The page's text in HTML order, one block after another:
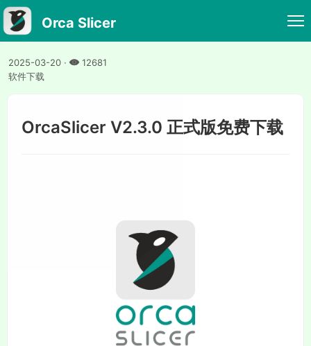
Orca Slicer
2025-03-20 ·
12681
软件下载
OrcaSlicer V2.3.0 正式版免费下载